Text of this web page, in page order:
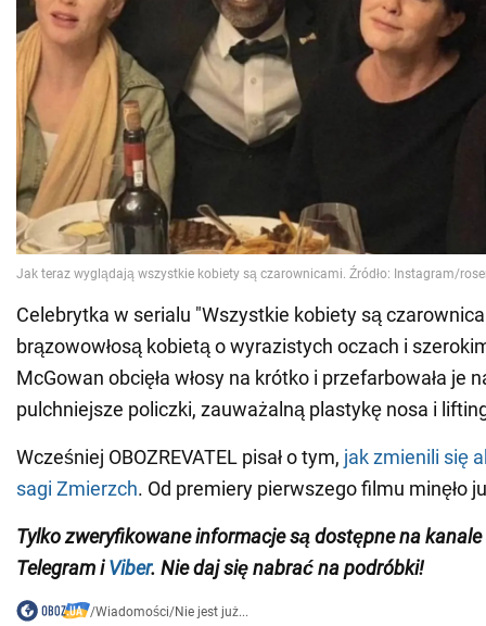
Celebrytka w serialu "Wszystkie kobiety są
brązowowłosą kobietą o wyrazistych oczach i
McGowan obcięła włosy na krótko i przefarbowała je
pulchniejsze policzki, zauważalną plastykę nosa i
Wcześniej OBOZREVATEL pisał o tym, jak zmienili się
sagi Zmierzch. Od premiery pierwszego filmu minęło
Tylko zweryfikowane informacje są dostępne na kanale
Telegram iViber. Nie daj się nabrać na podróbki!
/Wiadomości/Nie jest już...